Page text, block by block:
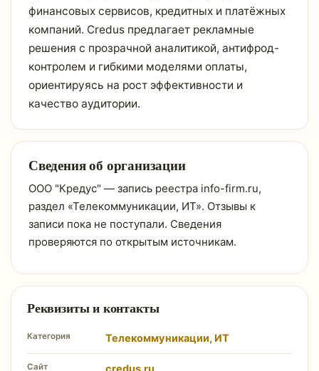
финансовых сервисов, кредитных и платёжных
компаний. Credus предлагает рекламные
решения с прозрачной аналитикой, антифрод-
контролем и гибкими моделями оплаты,
ориентируясь на рост эффективности и
качество аудитории.
Сведения об организации
ООО "Кредус" — запись реестра info-firm.ru,
раздел «Телекоммуникации, ИТ». Отзывы к
записи пока не поступали. Сведения
проверяются по открытым источникам.
Реквизиты и контакты
Категория Телекоммуникации, ИТ
Сайт